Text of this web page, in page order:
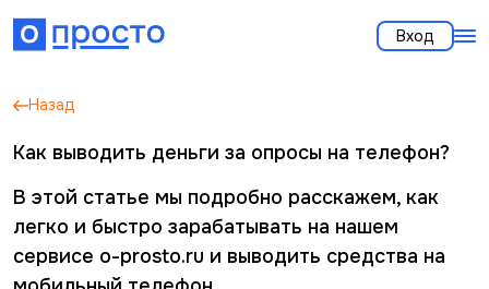
Вход
Назад
Как выводить деньги за опросы на телефон?
В этой статье мы подробно расскажем, как
легко и быстро зарабатывать на нашем
сервисе o-prosto.ru и выводить средства на